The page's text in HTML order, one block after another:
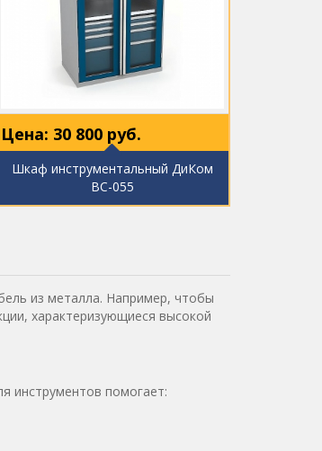
Цена: 30 800 руб.
Шкаф инструментальный ДиКом
ВС-055
из металла. Например, чтобы
характеризующиеся высокой
инструментов помогает: